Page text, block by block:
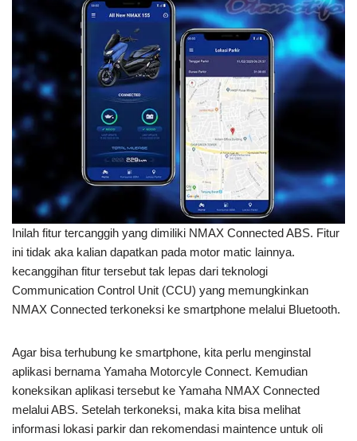
Inilah fitur tercanggih yang dimiliki NMAX Connected ABS. Fitur
ini tidak aka kalian dapatkan pada motor matic lainnya.
kecanggihan fitur tersebut tak lepas dari teknologi
Communication Control Unit (CCU) yang memungkinkan
NMAX Connected terkoneksi ke smartphone melalui Bluetooth.
Agar bisa terhubung ke smartphone, kita perlu menginstal
aplikasi bernama Yamaha Motorcyle Connect. Kemudian
koneksikan aplikasi tersebut ke Yamaha NMAX Connected
melalui ABS. Setelah terkoneksi, maka kita bisa melihat
informasi lokasi parkir dan rekomendasi maintence untuk oli